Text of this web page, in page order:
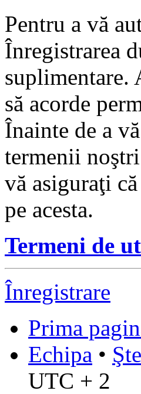
Pentru a vă
Înregistrarea
suplimentare.
să acorde
Înainte de a
termenii
vă asiguraţi
pe acesta.
Termeni de
Înregistrare
Prima
Echipa •
UTC + 2